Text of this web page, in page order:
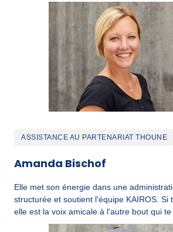
ASSISTANCE AU PARTENARIAT THOUNE
Amanda Bischof
Elle met son énergie dans une
structurée et soutient l'équipe KAIROS. Si
elle est la voix amicale à l'autre bout qui te